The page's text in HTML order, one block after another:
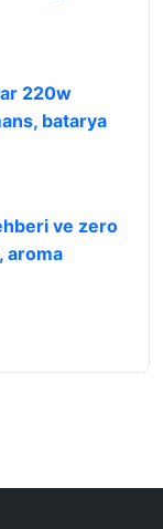
220w
batarya
ve zero
aroma